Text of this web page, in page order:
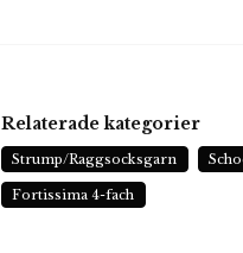
Relaterade kategorier
Strump/Raggsocksgarn
Fortissima 4-fach